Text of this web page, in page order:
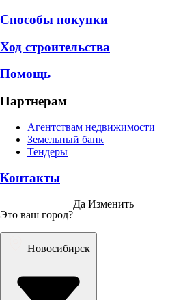
Способы покупки
Ход строительства
Помощь
Партнерам
Агентствам недвижимости
Земельный банк
Тендеры
Контакты
Это ваш город?
Да Изменить
Новосибирск